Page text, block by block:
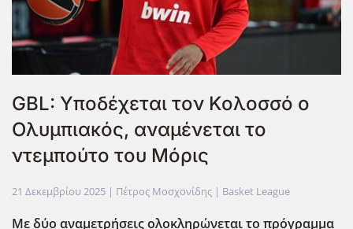
GBL: Υποδέχεται τον Κολοσσό ο
Ολυμπιακός, αναμένεται το
ντεμπούτο του Μόρις
21 Δεκεμβρίου 2025 | Πέτρος Μοσχονίδης | Basket League
Με δύο αναμετρήσεις ολοκληρώνεται το πρόγραμμα